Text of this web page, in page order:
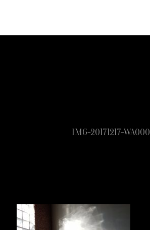
IMG-20171217-